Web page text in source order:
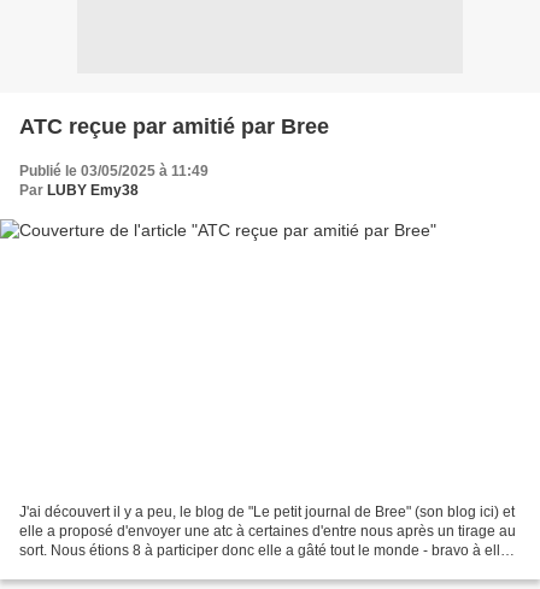
ATC reçue par amitié par Bree
Publié le 03/05/2025 à 11:49
Par LUBY Emy38
J'ai découvert il y a peu, le blog de "Le petit journal de Bree" (son blog ici) et
elle a proposé d'envoyer une atc à certaines d'entre nous après un tirage au
sort. Nous étions 8 à participer donc elle a gâté tout le monde - bravo à elle